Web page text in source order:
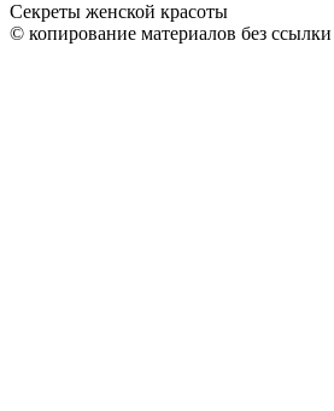
Секреты женской красоты
© копирование материалов без